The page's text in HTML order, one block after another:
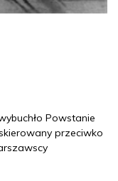
Powstanie
przeciwko